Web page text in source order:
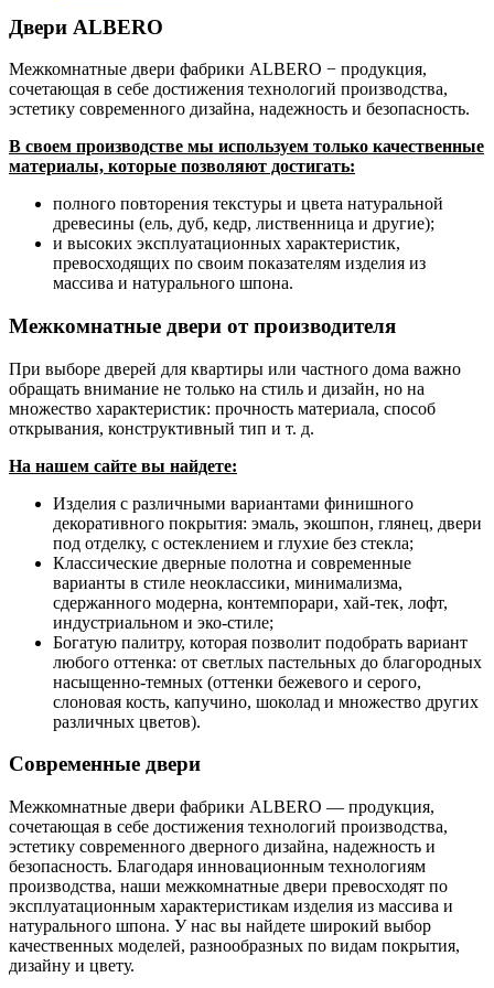
Двери ALBERO
Межкомнатные двери фабрики ALBERO − продукция,
сочетающая в себе достижения технологий производства,
эстетику современного дизайна, надежность и безопасность.
В своем производстве мы используем только качественные
материалы, которые позволяют достигать:
полного повторения текстуры и цвета натуральной
древесины (ель, дуб, кедр, лиственница и другие);
и высоких эксплуатационных характеристик,
превосходящих по своим показателям изделия из
массива и натурального шпона.
Межкомнатные двери от производителя
При выборе дверей для квартиры или частного дома важно
обращать внимание не только на стиль и дизайн, но на
множество характеристик: прочность материала, способ
открывания, конструктивный тип и т. д.
На нашем сайте вы найдете:
Изделия с различными вариантами финишного
декоративного покрытия: эмаль, экошпон, глянец, двери
под отделку, с остеклением и глухие без стекла;
Классические дверные полотна и современные
варианты в стиле неоклассики, минимализма,
сдержанного модерна, контемпорари, хай-тек, лофт,
индустриальном и эко-стиле;
Богатую палитру, которая позволит подобрать вариант
любого оттенка: от светлых пастельных до благородных
насыщенно-темных (оттенки бежевого и серого,
слоновая кость, капучино, шоколад и множество других
различных цветов).
Современные двери
Межкомнатные двери фабрики ALBERO — продукция,
сочетающая в себе достижения технологий производства,
эстетику современного дверного дизайна, надежность и
безопасность. Благодаря инновационным технологиям
производства, наши межкомнатные двери превосходят по
эксплуатационным характеристикам изделия из массива и
натурального шпона. У нас вы найдете широкий выбор
качественных моделей, разнообразных по видам покрытия,
дизайну и цвету.